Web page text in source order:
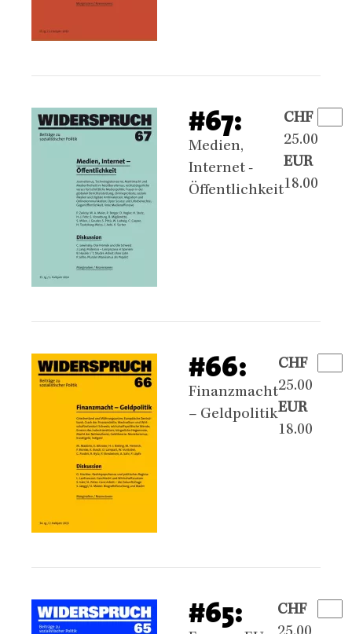
#67:
Medien,
Internet -
Öffentlichkeit
CHF
25.00
EUR
18.00
#66:
Finanzmacht
– Geldpolitik
CHF
25.00
EUR
18.00
#65:
CHF